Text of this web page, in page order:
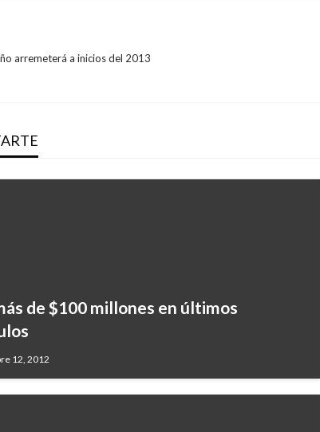
arremeterá a inicios del 2013
de $100 millones en últimos
12, 2012